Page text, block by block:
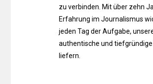
zu verbinden. Mit über zehn
Erfahrung im Journalismus
jeden Tag der Aufgabe,
authentische und
liefern.